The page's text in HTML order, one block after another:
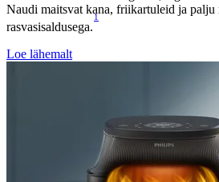
Naudi maitsvat kana, friikartuleid ja
rasvasisaldusega.
1
Loe lähemalt